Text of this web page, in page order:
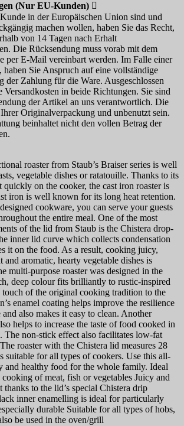
(Nur EU-Kunden) 
in der Europäischen Union sind und
machen wollen, haben Sie das Recht,
von 14 Tagen nach Erhalt
Die Rücksendung muss vorab mit dem
per E-Mail vereinbart werden. Im Falle einer
haben Sie Anspruch auf eine vollständige
der Zahlung für die Ware. Ausgeschlossen
Versandkosten in beide Richtungen. Sie sind
der Artikel an uns verantwortlich. Die
Originalverpackung und unbenutzt sein.
beinhaltet nicht den vollen Betrag der
roaster from Staub’s Braiser series is well
vegetable dishes or ratatouille. Thanks to its
quickly on the cooker, the cast iron roaster is
iron is well known for its long heat retention.
cookware, you can serve your guests
the entire meal. One of the most
of the lid from Staub is the Chistera drop-
inner lid curve which collects condensation
it on the food. As a result, cooking juicy,
and aromatic, hearty vegetable dishes is
multi-purpose roaster was designed in the
deep colour fits brilliantly to rustic-inspired
touch of the original cooking tradition to the
enamel coating helps improve the resilience
and also makes it easy to clean. Another
helps to increase the taste of food cooked in
The non-stick effect also facilitates low-fat
roaster with the Chistera lid measures 28
suitable for all types of cookers. Use this all-
and healthy food for the whole family. Ideal
of meat, fish or vegetables Juicy and
thanks to the lid’s special Chistera drip
inner enamelling is ideal for particularly
durable Suitable for all types of hobs,
be used in the oven/grill